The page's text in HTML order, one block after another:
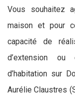
Vous souhaitez
maison et pour
capacité de
d’extension
d’habitation sur
Aurélie Claustres